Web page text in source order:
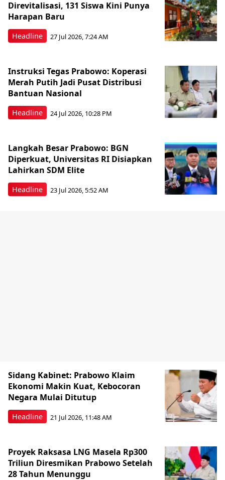
Headline
Direvitalisasi, 131 Siswa Kini Punya
Harapan Baru
27 Jul 2026, 7:24 AM
Headline
Instruksi Tegas Prabowo: Koperasi
Merah Putih Jadi Pusat Distribusi
Bantuan Nasional
24 Jul 2026, 10:28 PM
Headline
Langkah Besar Prabowo: BGN
Diperkuat, Universitas RI Disiapkan
Lahirkan SDM Elite
23 Jul 2026, 5:52 AM
Headline
Sidang Kabinet: Prabowo Klaim
Ekonomi Makin Kuat, Kebocoran
Negara Mulai Ditutup
21 Jul 2026, 11:48 AM
Proyek Raksasa LNG Masela Rp300
Triliun Diresmikan Prabowo Setelah
28 Tahun Menunggu